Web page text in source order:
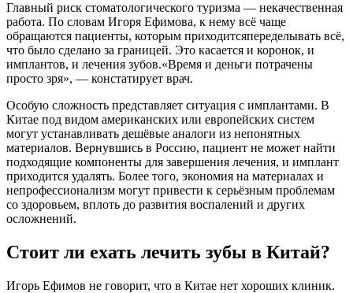
Главный риск стоматологического туризма — некачественная
работа. По словам Игоря Ефимова, к нему всё чаще
обращаются пациенты, которым приходитсяпеределывать всё,
что было сделано за границей. Это касается и коронок, и
имплантов, и лечения зубов.«Время и деньги потрачены
просто зря», — констатирует врач.
Особую сложность представляет ситуация с имплантами. В
Китае под видом американских или европейских систем
могут устанавливать дешёвые аналоги из непонятных
материалов. Вернувшись в Россию, пациент не может найти
подходящие компоненты для завершения лечения, и имплант
приходится удалять. Более того, экономия на материалах и
непрофессионализм могут привести к серьёзным проблемам
со здоровьем, вплоть до развития воспалений и других
осложнений.
Стоит ли ехать лечить зубы в Китай?
Игорь Ефимов не говорит, что в Китае нет хороших клиник.